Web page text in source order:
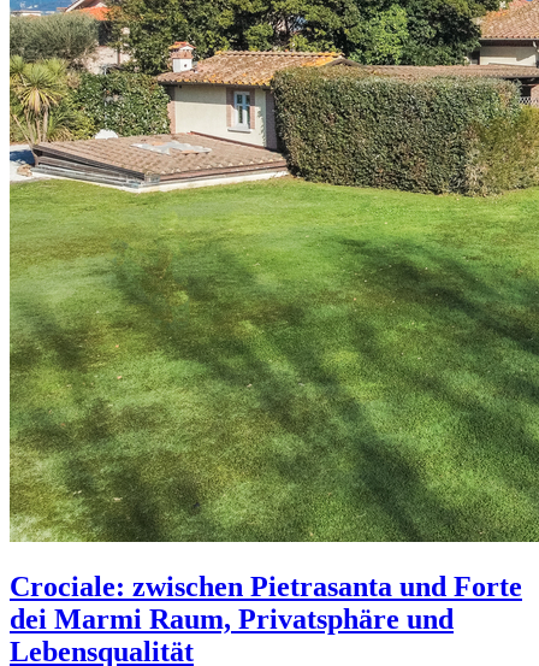
Crociale: zwischen Pietrasanta und Forte
dei Marmi Raum, Privatsphäre und
Lebensqualität